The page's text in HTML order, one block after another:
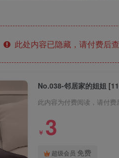
此处内容已隐藏，请付费后
No.038-邻居家的姐姐
此内容为付费阅读，请付费
￥ 3
超级会员 免费